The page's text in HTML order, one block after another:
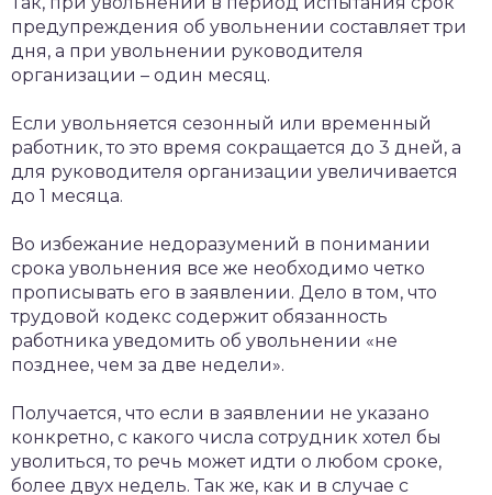
предупреждения об увольнении составляет три
дня, а при увольнении руководителя
организации – один месяц.
Если увольняется сезонный или временный
работник, то это время сокращается до 3 дней, а
для руководителя организации увеличивается
до 1 месяца.
Во избежание недоразумений в понимании
срока увольнения все же необходимо четко
прописывать его в заявлении. Дело в том, что
трудовой кодекс содержит обязанность
работника уведомить об увольнении «не
позднее, чем за две недели».
Получается, что если в заявлении не указано
конкретно, с какого числа сотрудник хотел бы
уволиться, то речь может идти о любом сроке,
более двух недель. Так же, как и в случае с